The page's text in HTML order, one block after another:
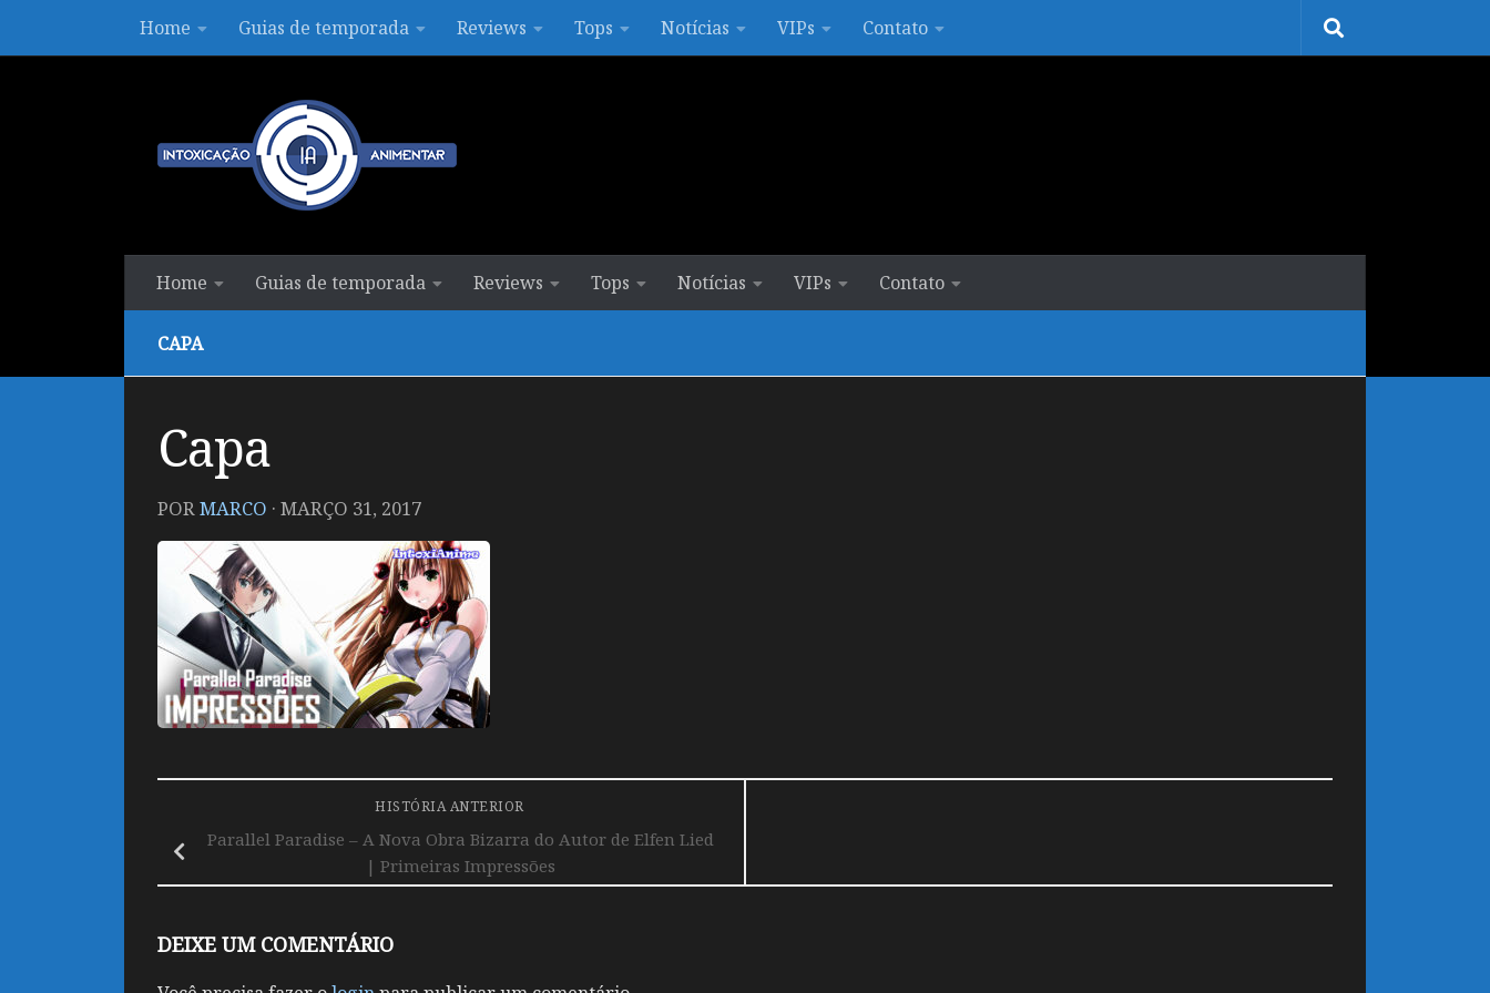
Skip to contentHome Guias de temporada Reviews Tops Notícias VIPs Contato
Home Guias de temporada Reviews Tops Notícias VIPs Contato
CAPA
Capa
PORMARCO · MARÇO 31, 2017
HISTÓRIA ANTERIOR
Parallel Paradise – A Nova Obra Bizarra do Autor de Elfen Lied
| Primeiras Impressões
DEIXE UM COMENTÁRIO